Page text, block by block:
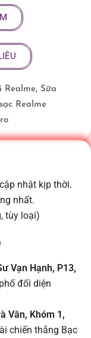
Realme, Sữa
Realme
nhật kịp thời.
nhất.
tùy loại)
Vạn Hạnh, P13,
đối diện
Văn, Khóm 1,
chiến thắng Bạc